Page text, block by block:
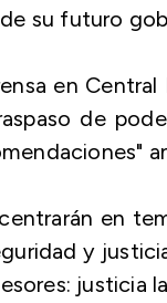
su futuro
en
de
en
y
justicia